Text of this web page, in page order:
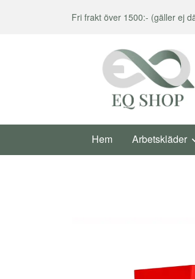
Fri frakt över 1500:- (gäller ej
Hem Arbetskläder